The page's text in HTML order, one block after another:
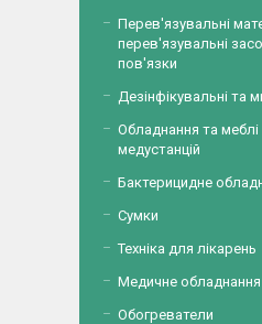
Перев'язувальні
перев'язувальні
пов'язки
Дезінфікувальні та
Обладнання та меблі
медустанцій
Бактерицидне
Сумки
Техніка для лікарень
Медичне обладнання
Обогреватели